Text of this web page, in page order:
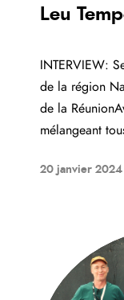
Leu
INTERVIEW:
de la région
de la
mélangeant
20 janvier 2024